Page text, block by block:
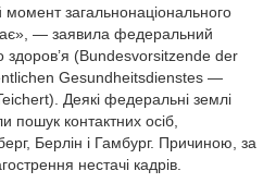
загальнонаціонального
— заявила федеральний
здоров’я (Bundesvorsitzende der
Gesundheitsdienstes —
Деякі федеральні землі
пошук контактних осіб,
Берлін і Гамбург. Причиною, за
нестачі кадрів.